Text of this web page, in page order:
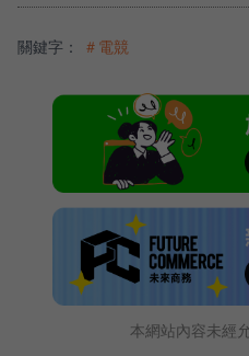
關鍵字： ＃電競
本網站內容未經